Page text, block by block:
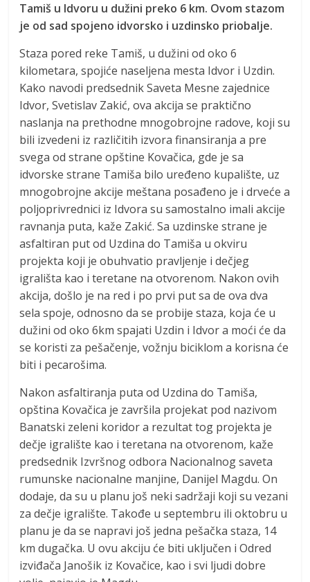
Tamiš u Idvoru u dužini preko 6 km. Ovom stazom
je od sad spojeno idvorsko i uzdinsko priobalje.
Staza pored reke Tamiš, u dužini od oko 6
kilometara, spojiće naseljena mesta Idvor i Uzdin.
Kako navodi predsednik Saveta Mesne zajednice
Idvor, Svetislav Zakić, ova akcija se praktično
naslanja na prethodne mnogobrojne radove, koji su
bili izvedeni iz različitih izvora finansiranja a pre
svega od strane opštine Kovačica, gde je sa
idvorske strane Tamiša bilo uređeno kupalište, uz
mnogobrojne akcije meštana posađeno je i drveće a
poljoprivrednici iz Idvora su samostalno imali akcije
ravnanja puta, kaže Zakić. Sa uzdinske strane je
asfaltiran put od Uzdina do Tamiša u okviru
projekta koji je obuhvatio pravljenje i dečjeg
igrališta kao i teretane na otvorenom. Nakon ovih
akcija, došlo je na red i po prvi put sa de ova dva
sela spoje, odnosno da se probije staza, koja će u
dužini od oko 6km spajati Uzdin i Idvor a moći će da
se koristi za pešačenje, vožnju biciklom a korisna će
biti i pecarošima.
Nakon asfaltiranja puta od Uzdina do Tamiša,
opština Kovačica je završila projekat pod nazivom
Banatski zeleni koridor a rezultat tog projekta je
dečje igralište kao i teretana na otvorenom, kaže
predsednik Izvršnog odbora Nacionalnog saveta
rumunske nacionalne manjine, Danijel Magdu. On
dodaje, da su u planu još neki sadržaji koji su vezani
za dečje igralište. Takođe u septembru ili oktobru u
planu je da se napravi još jedna pešačka staza, 14
km dugačka. U ovu akciju će biti uključen i Odred
izviđača Janošik iz Kovačice, kao i svi ljudi dobre